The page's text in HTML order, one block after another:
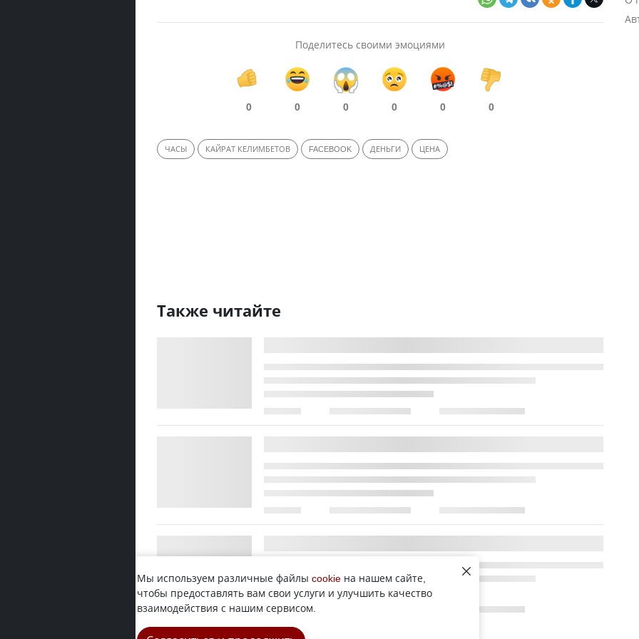
Поделитесь своими эмоциями
0 0 0 0 0 0
ЧАСЫ КАЙРАТ КЕЛИМБЕТОВ FACEBOOK ДЕНЬГИ ЦЕНА
Также читайте
Мы используем различные файлы cookie на нашем сайте,
чтобы предоставлять вам свои услуги и улучшить качество
взаимодействия с нашим сервисом.